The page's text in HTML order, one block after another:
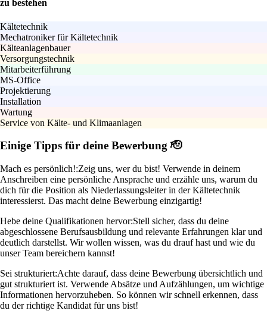
zu bestehen
Kältetechnik
Mechatroniker für Kältetechnik
Kälteanlagenbauer
Versorgungstechnik
Mitarbeiterführung
MS-Office
Projektierung
Installation
Wartung
Service von Kälte- und Klimaanlagen
Einige Tipps für deine Bewerbung 🫡
Mach es persönlich!:Zeig uns, wer du bist! Verwende in deinem
Anschreiben eine persönliche Ansprache und erzähle uns, warum du
dich für die Position als Niederlassungsleiter in der Kältetechnik
interessierst. Das macht deine Bewerbung einzigartig!
Hebe deine Qualifikationen hervor:Stell sicher, dass du deine
abgeschlossene Berufsausbildung und relevante Erfahrungen klar und
deutlich darstellst. Wir wollen wissen, was du drauf hast und wie du
unser Team bereichern kannst!
Sei strukturiert:Achte darauf, dass deine Bewerbung übersichtlich und
gut strukturiert ist. Verwende Absätze und Aufzählungen, um wichtige
Informationen hervorzuheben. So können wir schnell erkennen, dass
du der richtige Kandidat für uns bist!